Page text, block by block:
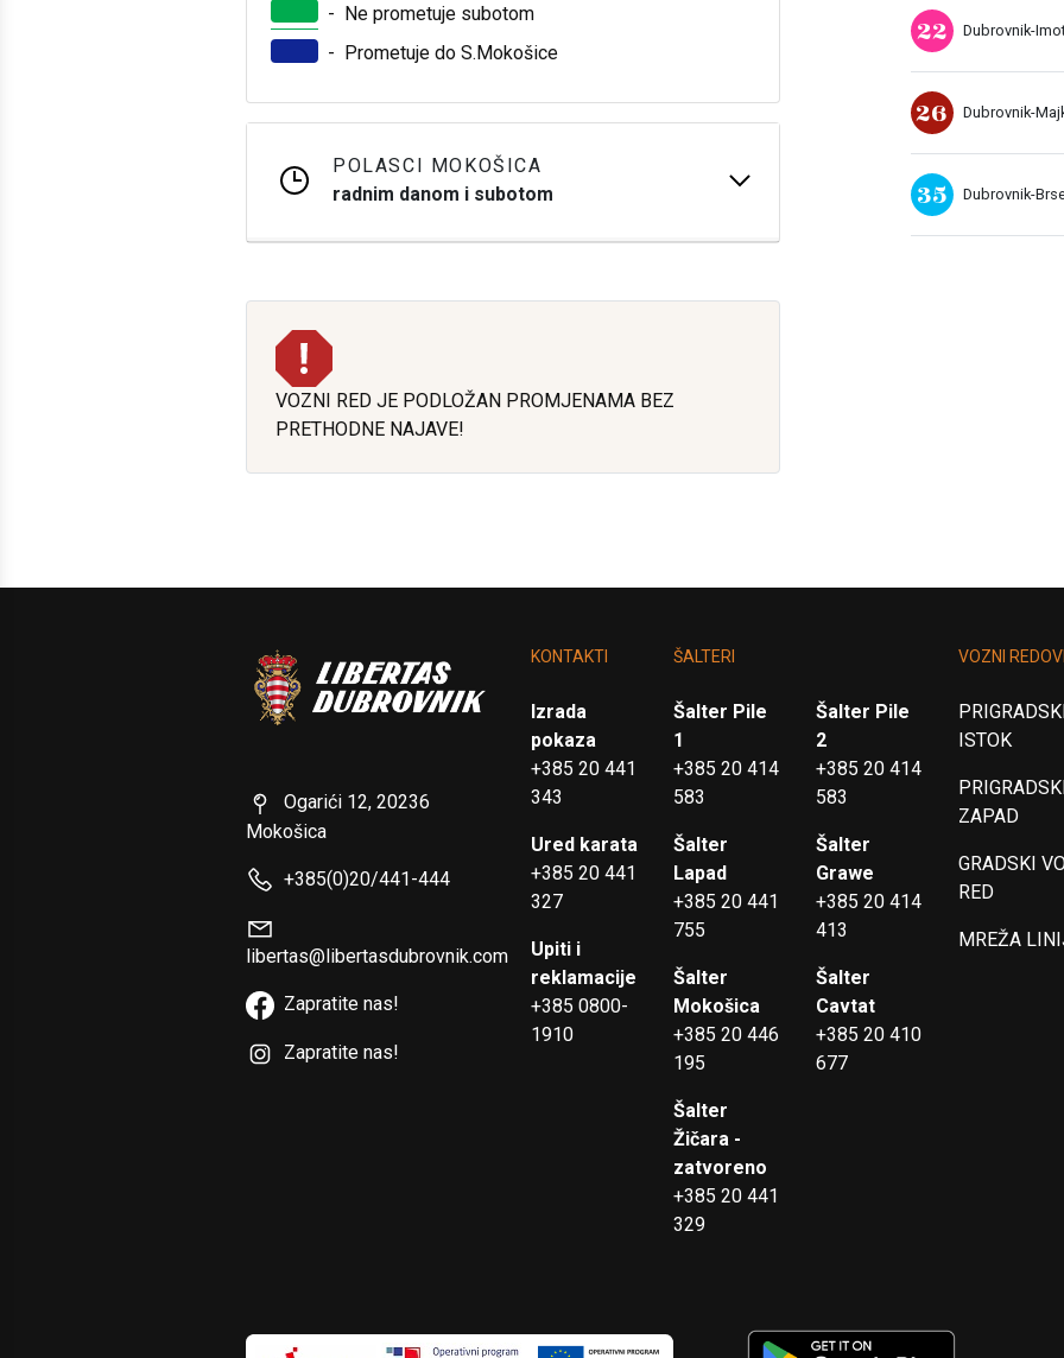
- Ne prometuje subotom
-
Prometuje do S.Mokošice
POLASCI MOKOŠICA
radnim danom i subotom
VOZNI RED JE PODLOŽAN PROMJENAMA BEZ
PRETHODNE NAJAVE!
22 Dubrovnik-
26 Dubrovnik-
35 Dubrovnik-
Ogarići 12, 20236
Mokošica
+385(0)20/441-444
libertas@libertasdubrovnik.com
Zapratite nas!
Zapratite nas!
KONTAKTI
Izrada
pokaza
+385 20 441
343
Ured karata
+385 20 441
327
Upiti i
reklamacije
+385 0800-
1910
ŠALTERI
Šalter Pile
1
+385 20 414
583
Šalter Pile
2
+385 20 414
583
Šalter
Lapad
+385 20 441
755
Šalter
Grawe
+385 20 414
413
Šalter
Mokošica
+385 20 446
195
Šalter
Cavtat
+385 20 410
677
Šalter
Žičara -
zatvoreno
+385 20 441
329
VOZNI REDOVI
ISTOK
ZAPAD
GRADSKI
RED
MREŽA